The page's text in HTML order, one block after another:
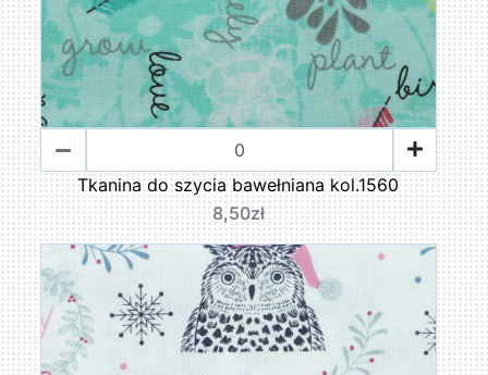
Tkanina do szycia bawełniana kol.1560
8,50zł